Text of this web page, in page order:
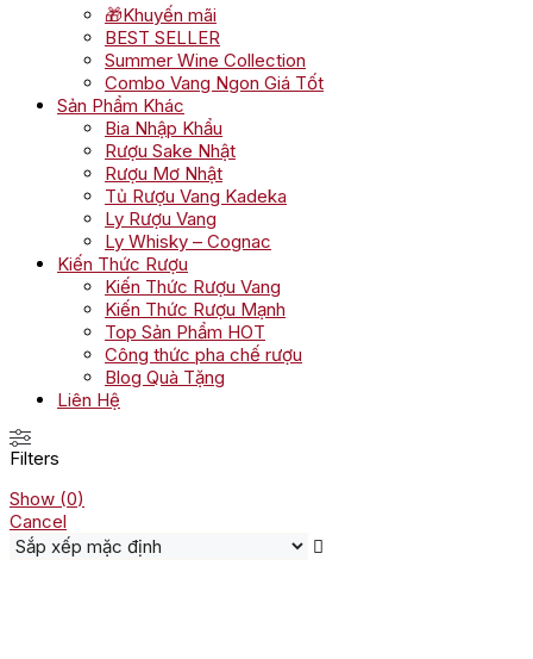
🎁Khuyến mãi
BEST SELLER
Summer Wine Collection
Combo Vang Ngon Giá Tốt
Sản Phẩm Khác
Bia Nhập Khẩu
Rượu Sake Nhật
Rượu Mơ Nhật
Tủ Rượu Vang Kadeka
Ly Rượu Vang
Ly Whisky – Cognac
Kiến Thức Rượu
Kiến Thức Rượu Vang
Kiến Thức Rượu Mạnh
Top Sản Phẩm HOT
Công thức pha chế rượu
Blog Quà Tặng
Liên Hệ
Filters
Show (0)
Cancel